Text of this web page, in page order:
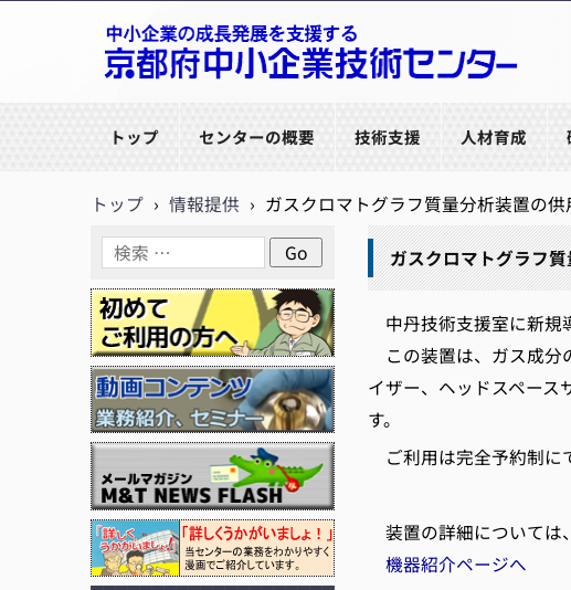
トップ センターの概要 技術支援 人材育成
トップ › 情報提供 › ガスクロマトグラフ質量分析装置の
ガスクロマトグラフ
中丹技術支援室に新規
この装置は、ガス成分
イザー、ヘッドスペース
す。
ご利用は完全予約制に
装置の詳細については
機器紹介ページへ